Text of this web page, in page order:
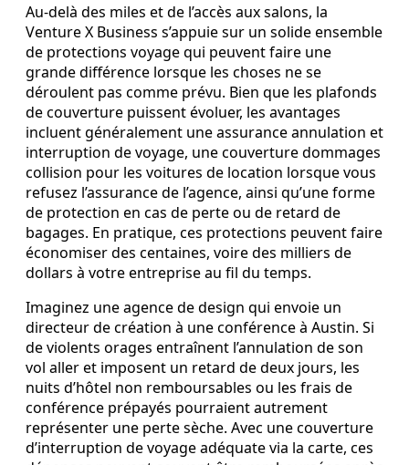
Au‑delà des miles et de l’accès aux salons, la
Venture X Business s’appuie sur un solide ensemble
de protections voyage qui peuvent faire une
grande différence lorsque les choses ne se
déroulent pas comme prévu. Bien que les plafonds
de couverture puissent évoluer, les avantages
incluent généralement une assurance annulation et
interruption de voyage, une couverture dommages
collision pour les voitures de location lorsque vous
refusez l’assurance de l’agence, ainsi qu’une forme
de protection en cas de perte ou de retard de
bagages. En pratique, ces protections peuvent faire
économiser des centaines, voire des milliers de
dollars à votre entreprise au fil du temps.
Imaginez une agence de design qui envoie un
directeur de création à une conférence à Austin. Si
de violents orages entraînent l’annulation de son
vol aller et imposent un retard de deux jours, les
nuits d’hôtel non remboursables ou les frais de
conférence prépayés pourraient autrement
représenter une perte sèche. Avec une couverture
d’interruption de voyage adéquate via la carte, ces